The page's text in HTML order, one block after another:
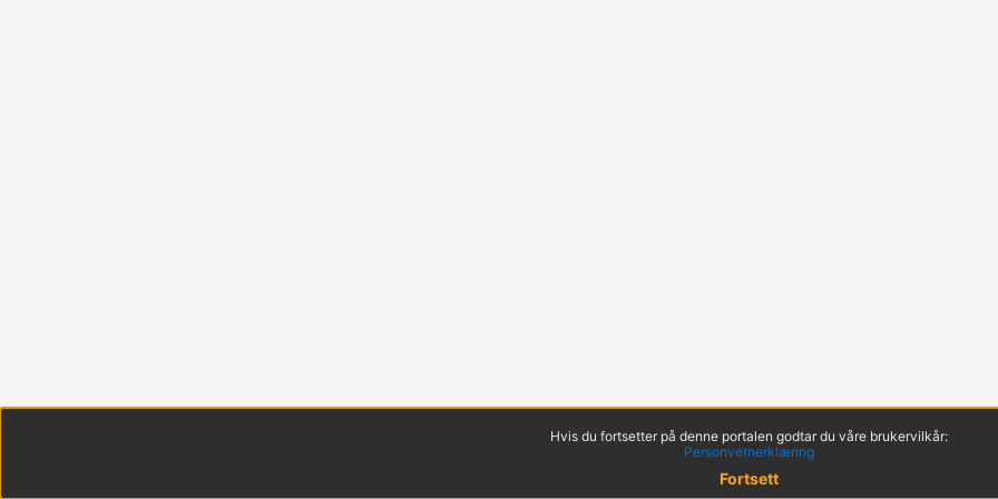
Hvis du fortsetter på denne portalen godtar du våre brukervilkår:
Personvernerklæring
Fortsett